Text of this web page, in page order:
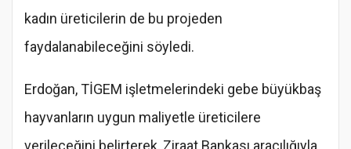
kadın üreticilerin de bu projeden
faydalanabileceğini söyledi.
Erdoğan, TİGEM işletmelerindeki gebe büyükbaş
hayvanların uygun maliyetle üreticilere
verileceğini belirterek, Ziraat Bankası aracılığıyla